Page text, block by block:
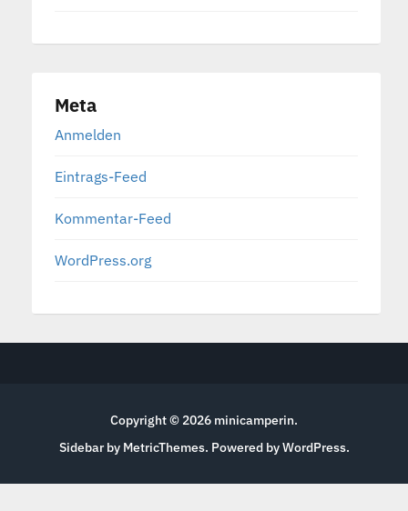
Meta
Anmelden
Eintrags-Feed
Kommentar-Feed
WordPress.org
Copyright © 2026 minicamperin.
Sidebar by MetricThemes. Powered byWordPress.